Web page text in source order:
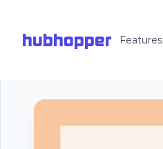
hubhopper Features